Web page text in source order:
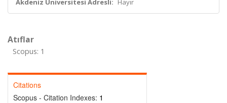
Akdeniz Üniversitesi Adresli: Hayır
Atıflar
Scopus: 1
Citations
Scopus - Citation Indexes: 1